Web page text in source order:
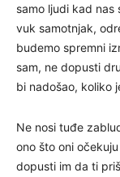
samo ljudi kad nas
vuk samotnjak,
budemo spremni
sam, ne dopusti
bi nadošao, koliko
Ne nosi tuđe
ono što oni
dopusti im da ti